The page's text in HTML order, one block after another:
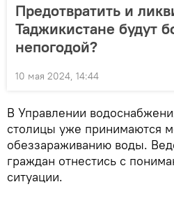
Предотвратить и
Таджикистане будут
непогодой?
10 мая 2024, 14:44
В Управлении
столицы уже принимаются
обеззараживанию воды.
граждан отнестись с
ситуации.